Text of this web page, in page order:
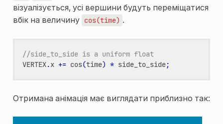
візуалізується, усі вершини будуть переміщатися
вбік на величину cos(time) .
//side_to_side is a uniform float
VERTEX.x += cos(time) * side_to_side;
Отримана анімація має виглядати приблизно так: